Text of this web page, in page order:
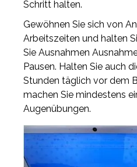
Schritt halten.
Gewöhnen Sie sich von
Arbeitszeiten und halten
Sie Ausnahmen
Pausen. Halten Sie auch
Stunden täglich vor dem
machen Sie mindestens
Augenübungen.